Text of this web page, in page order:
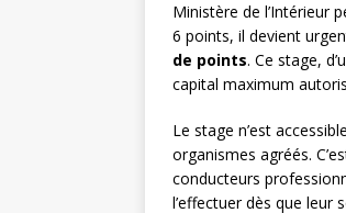
Ministère de l’Intérieur
6 points, il devient
de points. Ce stage,
capital maximum
Le stage n’est
organismes agréés.
conducteurs
l’effectuer dès que leur